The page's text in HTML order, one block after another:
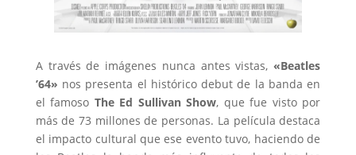
A través de imágenes nunca antes vistas, «Beatles
’64» nos presenta el histórico debut de la banda en
el famoso The Ed Sullivan Show, que fue visto por
más de 73 millones de personas. La película destaca
el impacto cultural que ese evento tuvo, haciendo de